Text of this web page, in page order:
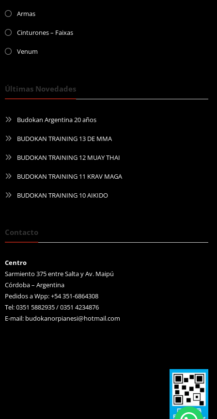
Armas
Cinturones – Faixas
Venum
Últimas Novedades
Budokan Argentina 20 años
BUDOKAN TRAINING 13 DE MMA
BUDOKAN TRAINING 12 MUAY THAI
BUDOKAN TRAINING 11 KRAV MAGA
BUDOKAN TRAINING 10 AIKIDO
Contacto
Centro
Sarmiento 375 entre Salta y Av. Maipú
Córdoba – Argentina
Pedidos a Wpp: +54 351-6864308
Tel: 0351 5882935 / 0351 4234876
E-mail: budokanorpianesi@hotmail.com